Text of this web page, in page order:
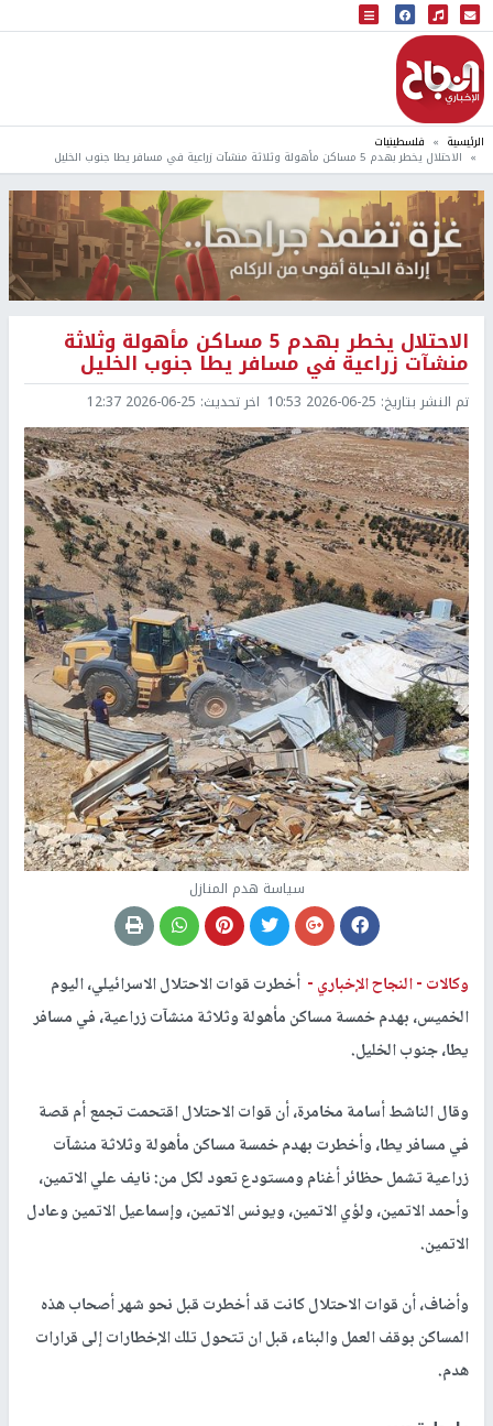
البث المباشر
إذاعة النجاح
الرئيسية فلسطينيات
الاحتلال يخطر بهدم 5 مساكن مأهولة وثلاثة منشآت زراعية في مسافر يطا جنوب الخليل
الاحتلال يخطر بهدم 5 مساكن مأهولة وثلاثة
منشآت زراعية في مسافر يطا جنوب الخليل
تم النشر بتاريخ: 2026-06-25 10:53 اخر تحديث: 2026-06-25 12:37
سياسة هدم المنازل
وكالات -النجاح الإخباري - أخطرت قوات الاحتلال الاسرائيلي، اليوم
الخميس، بهدم خمسة مساكن مأهولة وثلاثة منشآت زراعية، في مسافر
يطا، جنوب الخليل.
وقال الناشط أسامة مخامرة، أن قوات الاحتلال اقتحمت تجمع أم قصة
في مسافر يطا، وأخطرت بهدم خمسة مساكن مأهولة وثلاثة منشآت
زراعية تشمل حظائر أغنام ومستودع تعود لكل من: نايف علي الاتمين،
وأحمد الاتمين، ولؤي الاتمين، ويونس الاتمين، وإسماعيل الاتمين وعادل
الاتمين.
وأضاف، أن قوات الاحتلال كانت قد أخطرت قبل نحو شهر أصحاب هذه
المساكن بوقف العمل والبناء، قبل ان تتحول تلك الإخطارات إلى قرارات
هدم.